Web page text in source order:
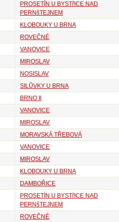
PROSETÍN U BYSTřICE NAD
PERNšTEJNEM
KLOBOUKY U BRNA
ROVEČNÉ
VANOVICE
MIROSLAV
NOSISLAV
SILŮVKY U BRNA
BRNO II
VANOVICE
MIROSLAV
MORAVSKÁ TŘEBOVÁ
VANOVICE
MIROSLAV
KLOBOUKY U BRNA
DAMBOŘICE
PROSETÍN U BYSTřICE NAD
PERNšTEJNEM
ROVEČNÉ